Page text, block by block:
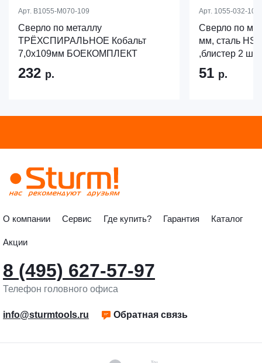
Арт. B1055-M070-109
Сверло по металлу
ТРЁХСПИРАЛЬНОЕ Кобальт
7,0х109мм БОЕКОМПЛЕКТ
232 р.
Арт. 1055-032-
Сверло по
мм, сталь
,блистер 2 шт
51 р.
О компании Сервис Где купить? Гарантия Каталог
Акции
8 (495) 627-57-97
Телефон головного офиса
info@sturmtools.ru Обратная связь